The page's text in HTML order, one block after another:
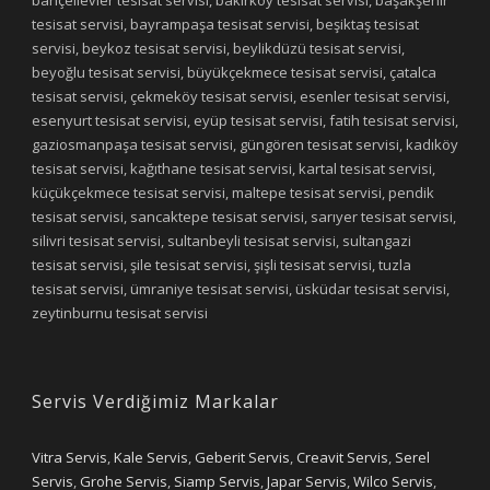
tesisat servisi, bayrampaşa tesisat servisi, beşiktaş tesisat
servisi, beykoz tesisat servisi, beylikdüzü tesisat servisi,
beyoğlu tesisat servisi, büyükçekmece tesisat servisi, çatalca
tesisat servisi, çekmeköy tesisat servisi, esenler tesisat servisi,
esenyurt tesisat servisi, eyüp tesisat servisi, fatih tesisat servisi,
gaziosmanpaşa tesisat servisi, güngören tesisat servisi, kadıköy
tesisat servisi, kağıthane tesisat servisi, kartal tesisat servisi,
küçükçekmece tesisat servisi, maltepe tesisat servisi, pendik
tesisat servisi, sancaktepe tesisat servisi, sarıyer tesisat servisi,
silivri tesisat servisi, sultanbeyli tesisat servisi, sultangazi
tesisat servisi, şile tesisat servisi, şişli tesisat servisi, tuzla
tesisat servisi, ümraniye tesisat servisi, üsküdar tesisat servisi,
zeytinburnu tesisat servisi
Servis Verdiğimiz Markalar
Vitra Servis,Kale Servis, Geberit Servis,Creavit Servis, Serel
Servis, Grohe Servis, Siamp Servis,Japar Servis,Wilco Servis,